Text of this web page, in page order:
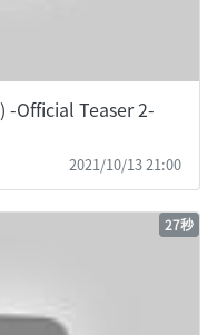
-Official Teaser 2-
2021/10/13 21:00
27秒